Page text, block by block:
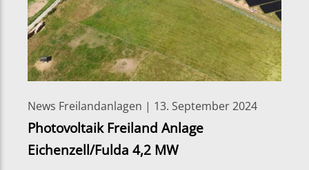
News Freilandanlagen | 13. September 2024
Photovoltaik Freiland Anlage
Eichenzell/Fulda 4,2 MW